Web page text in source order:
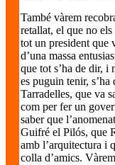
També vàrem
retallat, el que no
tot un president que
d’una massa
que tot s’ha de dir, i
es puguin tenir,
Tarradelles, que va
com per fer un
saber que
Guifré el Pilós, que
amb l’arquitectura i
colla d’amics.